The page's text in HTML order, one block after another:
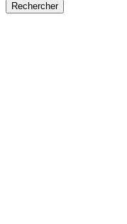
Rechercher